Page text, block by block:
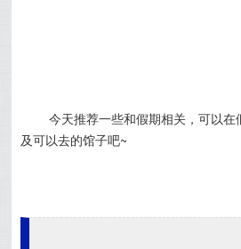
今天推荐一些和假期相关，可以
及可以去的馆子吧~